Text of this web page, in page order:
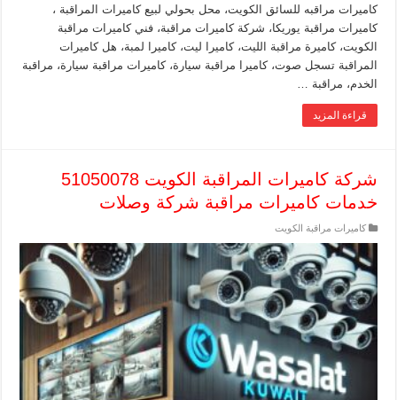
كاميرات مراقبه للسائق الكويت، محل بحولي لبيع كاميرات المراقبة ،
كاميرات مراقبة يوريكا، شركة كاميرات مراقبة، فني كاميرات مراقبة
الكويت، كاميرة مراقبة الليت، كاميرا ليت، كاميرا لمبة، هل كاميرات
المراقبة تسجل صوت، كاميرا مراقبة سيارة، كاميرات مراقبة سيارة، مراقبة
الخدم، مراقبة …
قراءة المزيد
شركة كاميرات المراقبة الكويت 51050078
خدمات كاميرات مراقبة شركة وصلات
كاميرات مراقبة الكويت